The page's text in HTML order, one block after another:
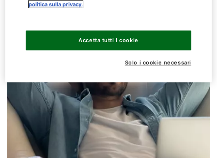
politica sulla privacy.
Solo i cookie necessari
Accetta tutti i cookie